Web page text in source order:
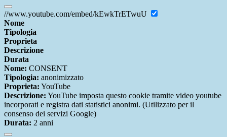
//www.youtube.com/embed/kEwkTrETwuU
Nome
Tipologia
Proprieta
Descrizione
Durata
Nome: CONSENT
Tipologia: anonimizzato
Proprieta: YouTube
Descrizione: YouTube imposta questo cookie tramite video youtube
incorporati e registra dati statistici anonimi. (Utilizzato per il
consenso dei servizi Google)
Durata: 2 anni